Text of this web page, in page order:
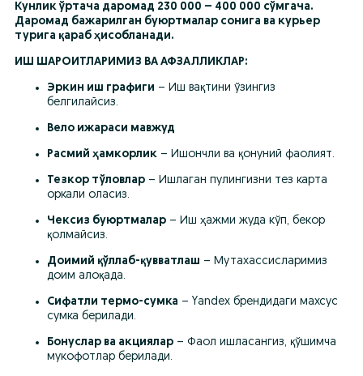
Кунлик ўртача даромад 230 000 – 400 000 сўмгача.
Даромад бажарилган буюртмалар сонига ва курьер
турига қараб ҳисобланади.
ИШ ШАРОИТЛАРИМИЗ ВА АФЗАЛЛИКЛАР:
Эркин иш графиги – Иш вақтини ўзингиз
белгилайсиз.
Вело ижараси мавжуд
Расмий ҳамкорлик – Ишончли ва қонуний фаолият.
Тезкор тўловлар – Ишлаган пулингизни тез карта
оркали оласиз.
Чексиз буюртмалар – Иш ҳажми жуда кўп, бекор
қолмайсиз.
Доимий қўллаб-қувватлаш – Мутахассисларимиз
доим алоқада.
Сифатли термо-сумка – Yandex брендидаги махсус
сумка берилади.
Бонуслар ва акциялар – Фаол ишласангиз, қўшимча
мукофотлар берилади.